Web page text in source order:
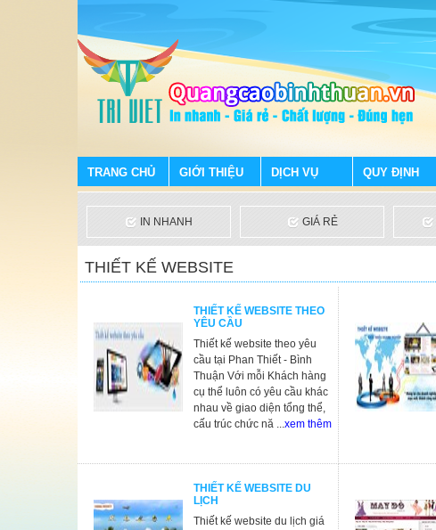
TRANG CHỦ GIỚI THIỆU DỊCH VỤ QUY ĐỊNH
IN NHANH GIÁ RẺ
THIẾT KẾ WEBSITE
THIẾT KẾ WEBSITE THEO
YÊU CẦU
Thiết kế website theo yêu
cầu tại Phan Thiết - Bình
Thuận Với mỗi Khách hàng
cụ thể luôn có yêu cầu khác
nhau về giao diện tổng thể,
cấu trúc chức nă ...xem thêm
THIẾT KẾ WEBSITE DU
LỊCH
Thiết kế website du lịch giá